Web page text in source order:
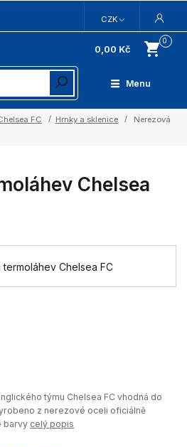
Menu
CZK
0
0,00 Kč
FC Hrnky a sklenice
Nerezová
Chelsea
týmu Chelsea FC vhodná do
z nerezové oceli oficiálně
barvy celý popis